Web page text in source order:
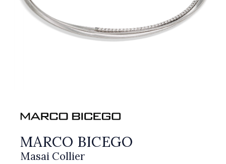
MARCO BICEGO
Masai Collier